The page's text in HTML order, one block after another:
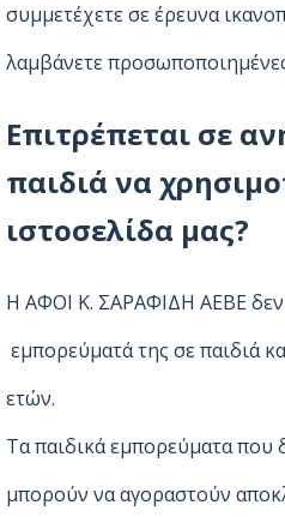
συμμετέχετε σε έρευνα
λαμβάνετε
Επιτρέπεται σε
παιδιά να
ιστοσελίδα μας?
Η ΑΦΟΙ Κ. ΣΑΡΑΦΙΔΗ ΑΕΒΕ δεν
εμπορεύματά της σε παιδιά
ετών.
Τα παιδικά εμπορεύματα
μπορούν να αγοραστούν